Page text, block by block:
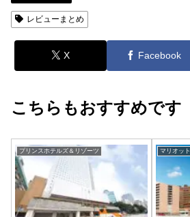
レビューまとめ
X Facebook
こちらもおすすめです
プリンスホテルズ＆リゾーツ マリオット